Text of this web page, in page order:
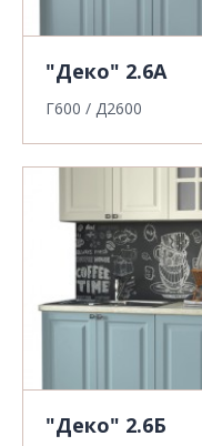
"Деко" 2.6А
Г600 / Д2600
"Деко" 2.6Б